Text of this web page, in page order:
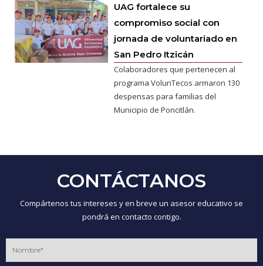
UAG fortalece su
compromiso social con
jornada de voluntariado en
San Pedro Itzicán
Colaboradores que pertenecen al
programa VolunTecos armaron 130
despensas para familias del
Municipio de Poncitlán.
CONTÁCTANOS
Compártenos tus intereses y en breve un asesor educativo se
pondrá en contacto contigo.